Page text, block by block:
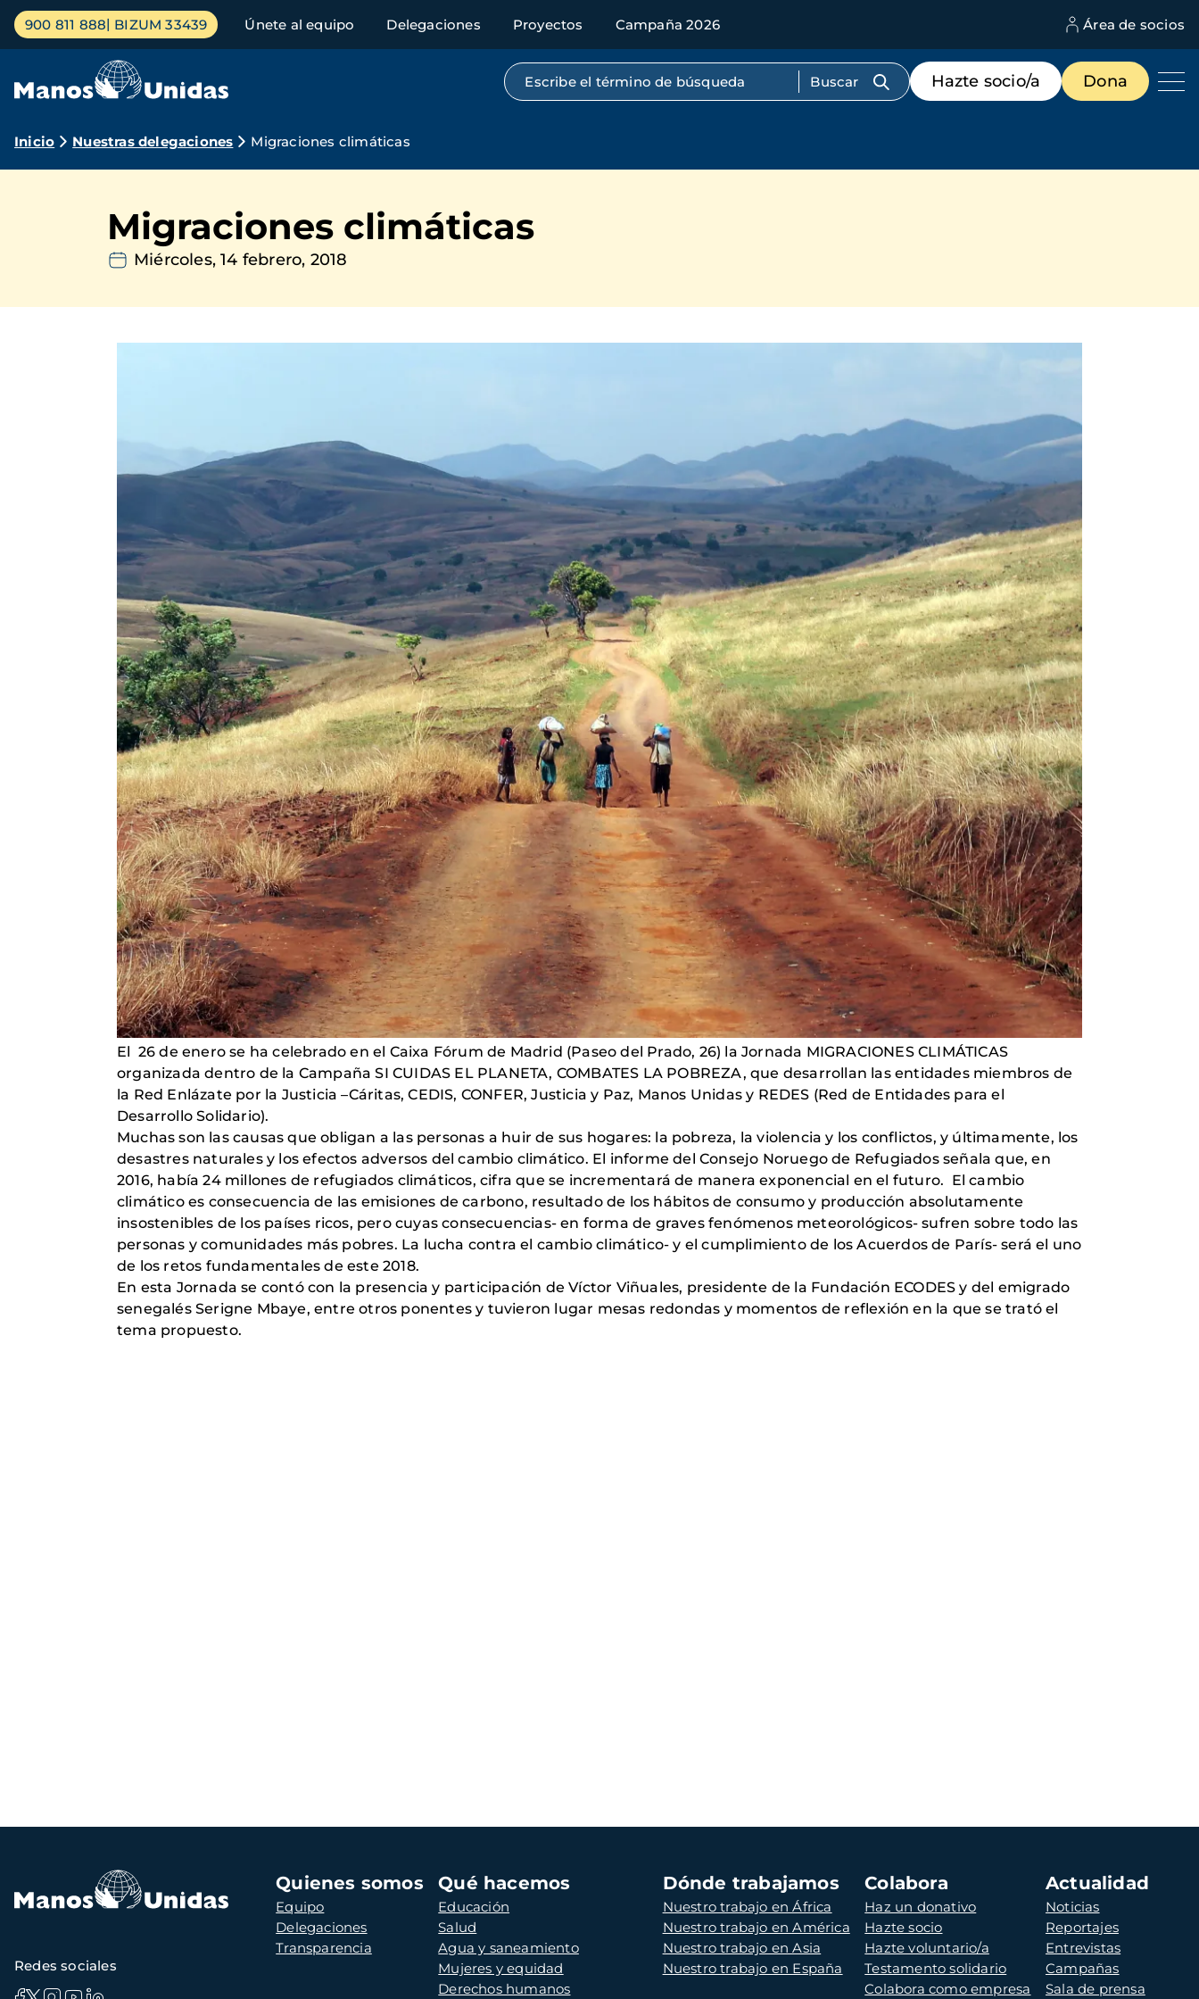
Pasar
contenido
Menú
principal
900 811 888 BIZUM 33439 Únete al equipo Delegaciones Proyectos Campaña 2026 Área de socios
Búsqueda por texto completo
Menú
de
destacados
Hazte socio/a Dona
Ruta
navegación
Inicio Nuestras delegaciones Migraciones climáticas
Migraciones climáticas
Miércoles, 14 febrero, 2018
El 26 de enero se ha celebrado en el Caixa Fórum de Madrid (Paseo del Prado, 26) la Jornada MIGRACIONES CLIMÁTICAS
organizada dentro de la Campaña SI CUIDAS EL PLANETA, COMBATES LA POBREZA, que desarrollan las entidades miembros de
la Red Enlázate por la Justicia –Cáritas, CEDIS, CONFER, Justicia y Paz, Manos Unidas y REDES (Red de Entidades para el
Desarrollo Solidario).
Muchas son las causas que obligan a las personas a huir de sus hogares: la pobreza, la violencia y los conflictos, y últimamente, los
desastres naturales y los efectos adversos del cambio climático. El informe del Consejo Noruego de Refugiados señala que, en
2016, había 24 millones de refugiados climáticos, cifra que se incrementará de manera exponencial en el futuro. El cambio
climático es consecuencia de las emisiones de carbono, resultado de los hábitos de consumo y producción absolutamente
insostenibles de los países ricos, pero cuyas consecuencias- en forma de graves fenómenos meteorológicos- sufren sobre todo las
personas y comunidades más pobres. La lucha contra el cambio climático- y el cumplimiento de los Acuerdos de París- será el uno
de los retos fundamentales de este 2018.
En esta Jornada se contó con la presencia y participación de Víctor Viñuales, presidente de la Fundación ECODES y del emigrado
senegalés Serigne Mbaye, entre otros ponentes y tuvieron lugar mesas redondas y momentos de reflexión en la que se trató el
tema propuesto.
Navegación
principal
Quienes somos
Equipo
Delegaciones
Transparencia
Qué hacemos
Educación
Salud
Agua y saneamiento
Mujeres y equidad
Derechos humanos
Dónde trabajamos
Nuestro trabajo en África
Nuestro trabajo en América
Nuestro trabajo en Asia
Nuestro trabajo en España
Colabora
Haz un donativo
Hazte socio
Hazte voluntario/a
Testamento solidario
Colabora como empresa
Actualidad
Noticias
Reportajes
Entrevistas
Campañas
Sala de prensa
Redes sociales